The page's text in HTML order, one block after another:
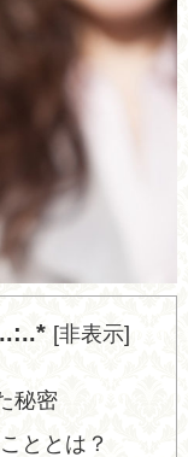
[非表示]
秘密
ととは？